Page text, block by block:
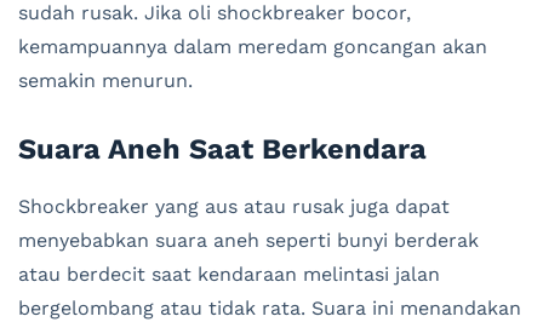
sudah rusak. Jika oli shockbreaker bocor,
kemampuannya dalam meredam goncangan akan
semakin menurun.
Suara Aneh Saat Berkendara
Shockbreaker yang aus atau rusak juga dapat
menyebabkan suara aneh seperti bunyi berderak
atau berdecit saat kendaraan melintasi jalan
bergelombang atau tidak rata. Suara ini menandakan